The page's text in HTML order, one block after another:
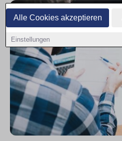
Alle Cookies akzeptieren
Einstellungen